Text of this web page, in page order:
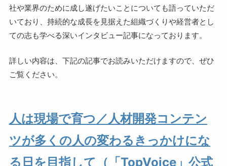
社や業界のために成し遂げたいことについても語っていただ
いており、持続的な成長を見据えた組織づくりや経営者とし
ての志も学べる深いインタビュー記事になっております。
詳しい内容は、下記の記事でお読みいただけますので、ぜひ
ご覧ください。
人は現場で育つ／人材開発コンテン
ツが多くの人の変わるきっかけにな
る日を目指して（「TopVoice」公式